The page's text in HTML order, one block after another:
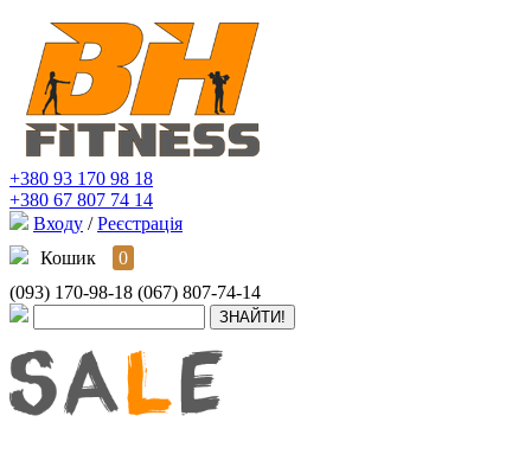
+380 93 170 98 18
+380 67 807 74 14
Входу / Реєстрація
Кошик
0
(093) 170-98-18 (067) 807-74-14